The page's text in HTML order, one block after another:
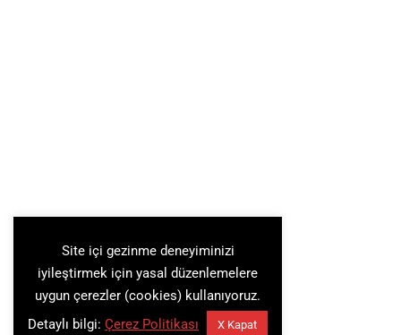
Site içi gezinme deneyiminizi
iyileştirmek için yasal düzenlemelere
uygun çerezler (cookies) kullanıyoruz.
Detaylı bilgi: Çerez Politikası X Kapat